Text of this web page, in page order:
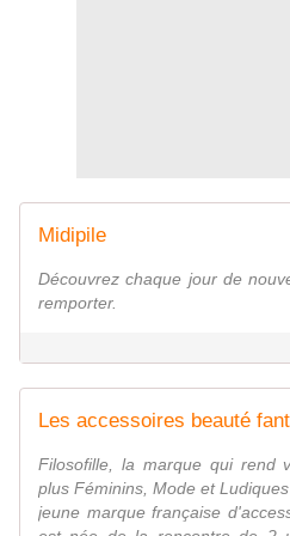
Midipile
Découvrez chaque jour de
remporter.
Les accessoires beauté
Filosofille, la marque qui rend
plus Féminins, Mode et
jeune marque française